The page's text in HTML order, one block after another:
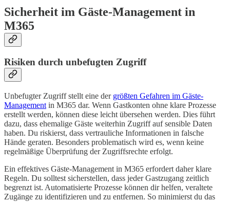
Sicherheit im Gäste-Management in
M365
Risiken durch unbefugten Zugriff
Unbefugter Zugriff stellt eine der größten Gefahren im Gäste-
Management in M365 dar. Wenn Gastkonten ohne klare Prozesse
erstellt werden, können diese leicht übersehen werden. Dies führt
dazu, dass ehemalige Gäste weiterhin Zugriff auf sensible Daten
haben. Du riskierst, dass vertrauliche Informationen in falsche
Hände geraten. Besonders problematisch wird es, wenn keine
regelmäßige Überprüfung der Zugriffsrechte erfolgt.
Ein effektives Gäste-Management in M365 erfordert daher klare
Regeln. Du solltest sicherstellen, dass jeder Gastzugang zeitlich
begrenzt ist. Automatisierte Prozesse können dir helfen, veraltete
Zugänge zu identifizieren und zu entfernen. So minimierst du das